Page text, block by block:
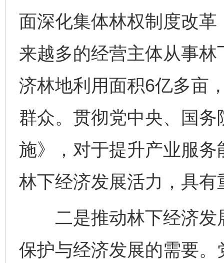
面深化集体林权制度改
来越多的经营主体从事
济林地利用面积6亿多亩
群众。贯彻党中央、国
施》，对于提升产业服
林下经济发展活力，具有
二是推动林下经济发
保护与经济发展的需要。